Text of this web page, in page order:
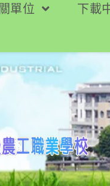
單位 下載